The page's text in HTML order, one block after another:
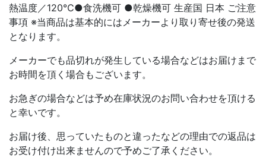
熱温度／120℃●食洗機可 ●乾燥機可 生産国 日本 ご注意
事項 ※当商品は基本的にはメーカーより取り寄せ後の発送
となります。
メーカーでも品切れが発生している場合などはお届けまで
お時間を頂く場合もございます。
お急ぎの場合などは予め在庫状況のお問い合わせを頂ける
と幸いです。
お届け後、思っていたものと違ったなどの理由での返品は
お受け付け出来ませんので予めご了承ください。